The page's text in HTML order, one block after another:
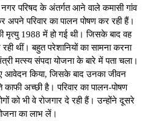
परिषद के अंतर्गत आने वाले कमासी गांव
अपने परिवार का पालन पोषण कर रही हैं।
मृत्यु 1988 में हो गई थी। जिसके बाद वह
थीं। बहुत परेशानियों का सामना करना
मत्स्य संपदा योजना के बारे में पता चला।
आवेदन किया, जिसके बाद उनका जीवन
अच्छी है। परिवार का पालन-पोषण
को भी वे रोजगार दे रही हैं। उन्होंने दूसरे
का लाभ लें।